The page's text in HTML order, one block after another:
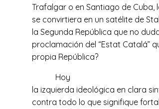
Trafalgar o en Santiago de Cuba,
se convirtiera en un satélite de
la Segunda República que no
proclamación del “Estat Catalá”
propia República?
Hoy
la izquierda ideológica en clara
contra todo lo que signifique